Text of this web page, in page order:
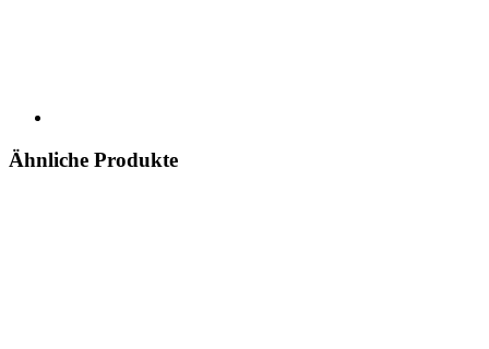
Ähnliche Produkte